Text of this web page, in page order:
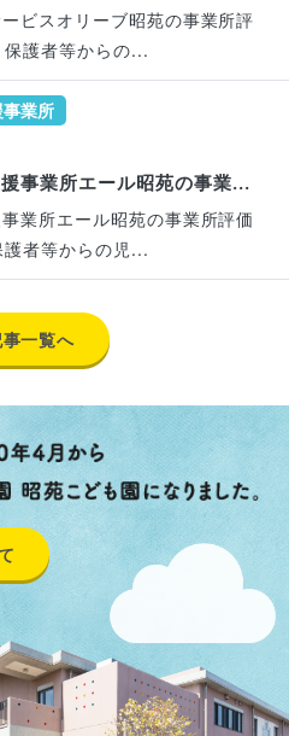
ビスオリーブ昭苑の事業所評
護者等からの...
業所
事業所エール昭苑の事業...
業所エール昭苑の事業所評価
者等からの児...
一覧へ